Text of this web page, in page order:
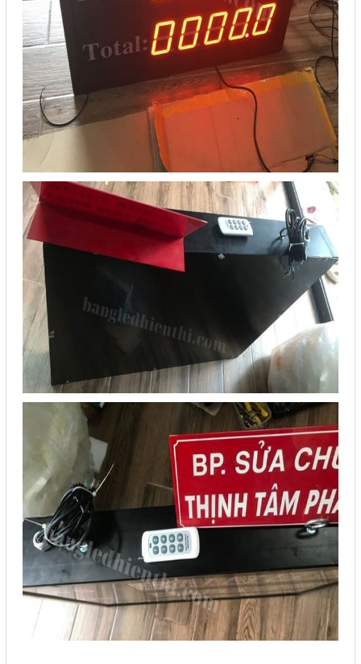
COPYRIGHT 2018. ALL RIGHTS RESERVED